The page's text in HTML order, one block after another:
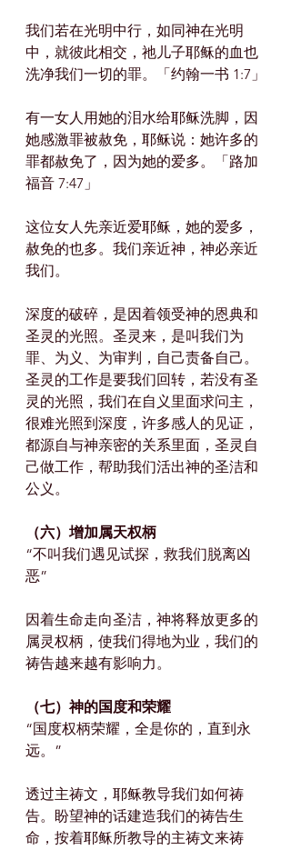
我们若在光明中行，如同神在光明
中，就彼此相交，祂儿子耶稣的血也
洗净我们一切的罪。「约翰一书 1:7」
有一女人用她的泪水给耶稣洗脚，因
她感激罪被赦免，耶稣说：她许多的
罪都赦免了，因为她的爱多。「路加
福音 7:47」
这位女人先亲近爱耶稣，她的爱多，
赦免的也多。我们亲近神，神必亲近
我们。
深度的破碎，是因着领受神的恩典和
圣灵的光照。圣灵来，是叫我们为
罪、为义、为审判，自己责备自己。
圣灵的工作是要我们回转，若没有圣
灵的光照，我们在自义里面求问主，
很难光照到深度，许多感人的见证，
都源自与神亲密的关系里面，圣灵自
己做工作，帮助我们活出神的圣洁和
公义。
（六）增加属天权柄
“不叫我们遇见试探，救我们脱离凶
恶”
因着生命走向圣洁，神将释放更多的
属灵权柄，使我们得地为业，我们的
祷告越来越有影响力。
（七）神的国度和荣耀
“国度权柄荣耀，全是你的，直到永
远。”
透过主祷文，耶稣教导我们如何祷
告。盼望神的话建造我们的祷告生
命，按着耶稣所教导的主祷文来祷